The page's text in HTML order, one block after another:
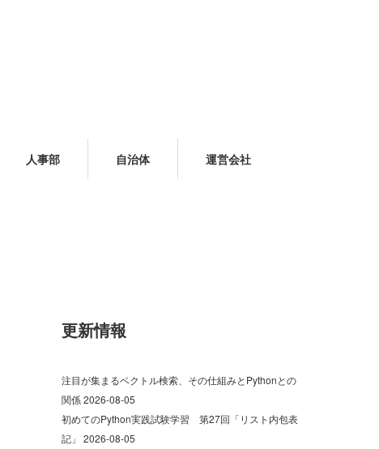
人事部 自治体 運営会社
更新情報
注目が集まるベクトル検索、その仕組みとPythonとの
関係2026-08-05
初めてのPython実践試験学習 第27回「リスト内包表
記」 2026-08-05